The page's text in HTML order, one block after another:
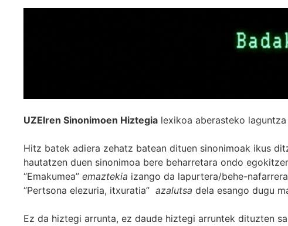
UZEIren Sinonimoen Hiztegia lexikoa aberasteko
Hitz batek adiera zehatz batean dituen sinonimoak ikus
hautatzen duen sinonimoa bere beharretara ondo
“Emakumea” emaztekia izango da lapurtera/behe-
“Pertsona elezuria, itxuratia” azalutsa dela esango dugu
Ez da hiztegi arrunta, ez daude hiztegi arruntek dituzten